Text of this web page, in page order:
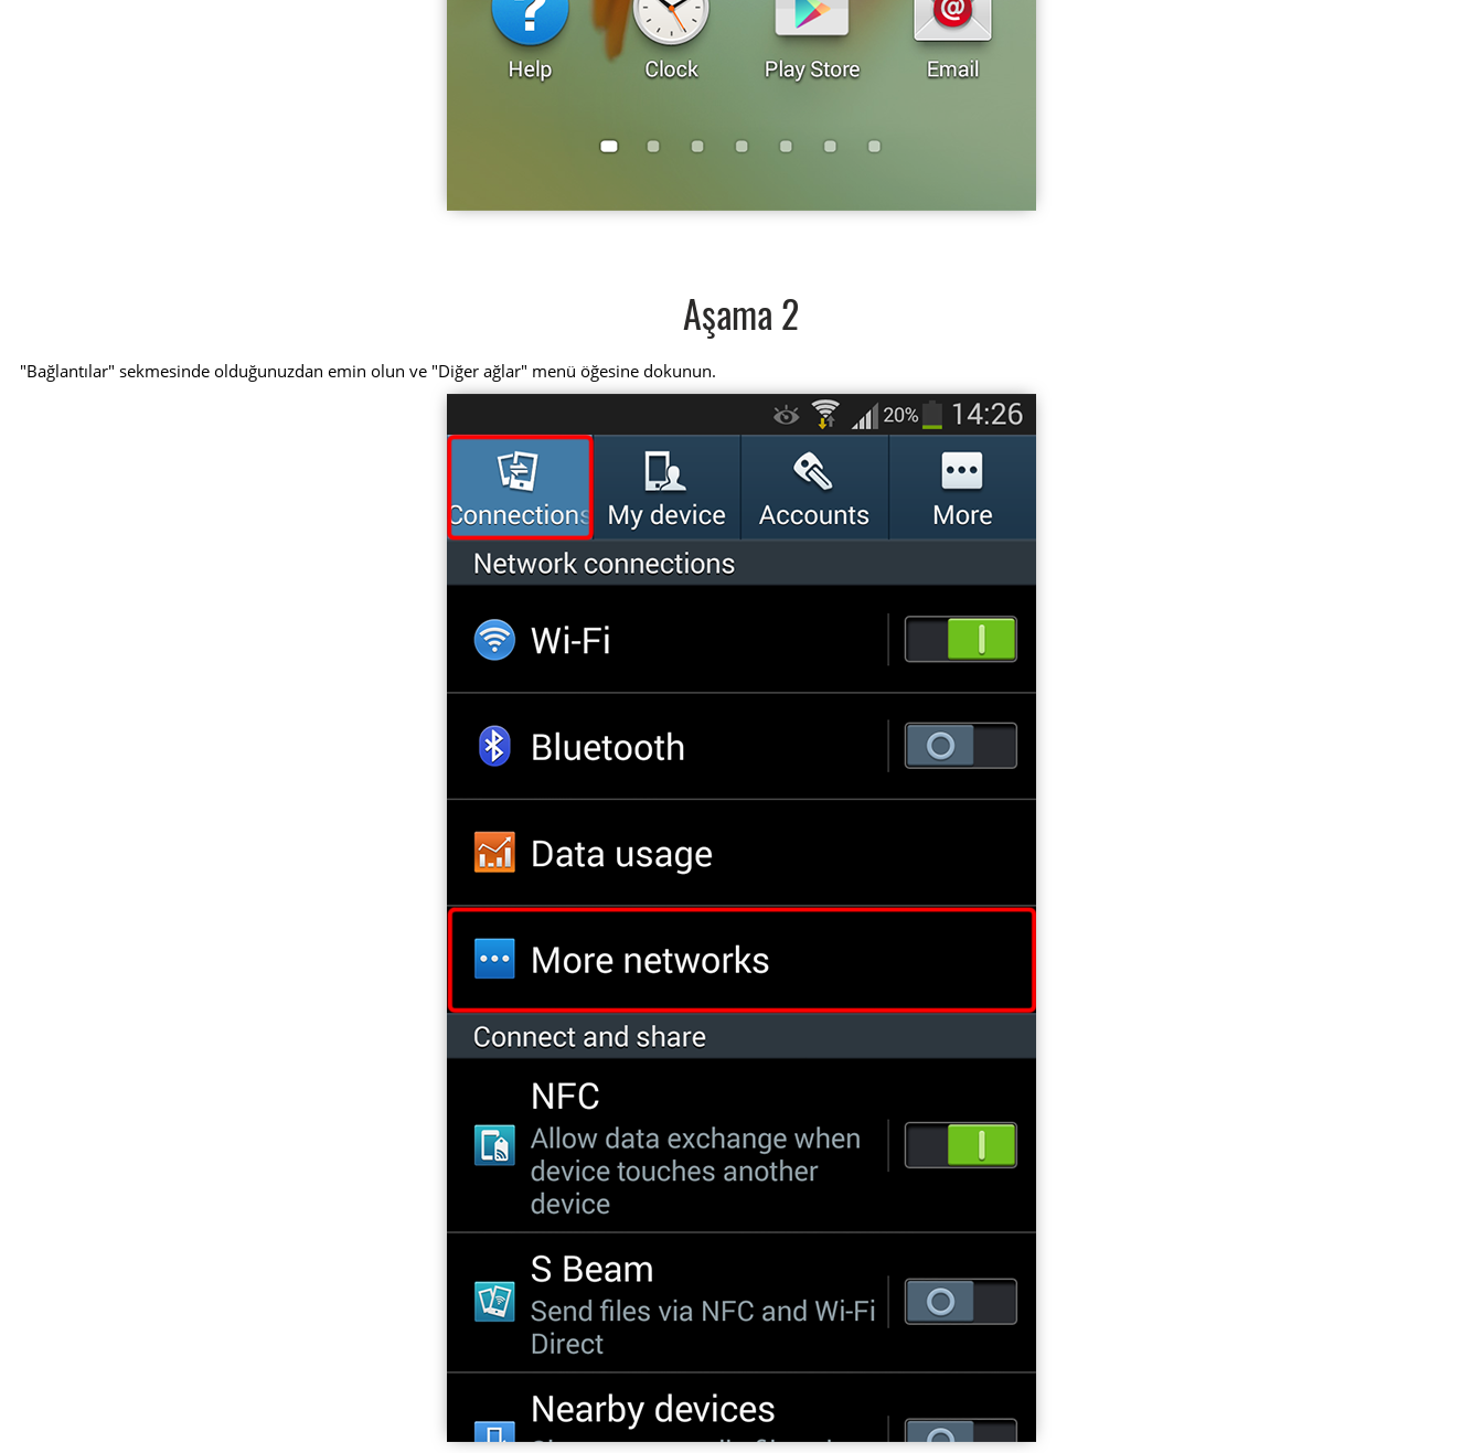
Aşama 2
"Bağlantılar" sekmesinde olduğunuzdan emin olun ve "Diğer ağlar" menü öğesine dokunun.